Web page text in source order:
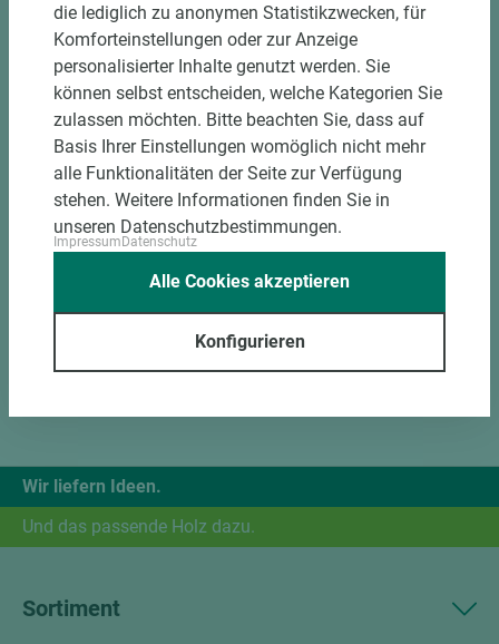
Jetzt Zuschnitt anfragen
Wir liefern Ideen.
Und das passende Holz dazu.
Sortiment
die lediglich zu anonymen Statistikzwecken, für
Komforteinstellungen oder zur Anzeige
personalisierter Inhalte genutzt werden. Sie
können selbst entscheiden, welche Kategorien Sie
zulassen möchten. Bitte beachten Sie, dass auf
Basis Ihrer Einstellungen womöglich nicht mehr
alle Funktionalitäten der Seite zur Verfügung
stehen. Weitere Informationen finden Sie in
unseren Datenschutzbestimmungen.
ImpressumDatenschutz
Konfigurieren
Alle Cookies akzeptieren